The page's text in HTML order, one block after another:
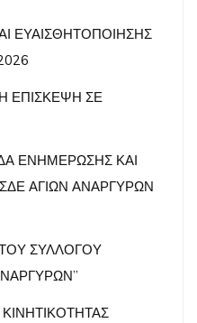
ΕΥΑΙΣΘΗΤΟΠΟΙΗΣΗΣ
ΕΠΙΣΚΕΨΗ ΣΕ
ΕΝΗΜΕΡΩΣΗΣ ΚΑΙ
ΑΓΙΩΝ ΑΝΑΡΓΥΡΩΝ
ΣΥΛΛΟΓΟΥ